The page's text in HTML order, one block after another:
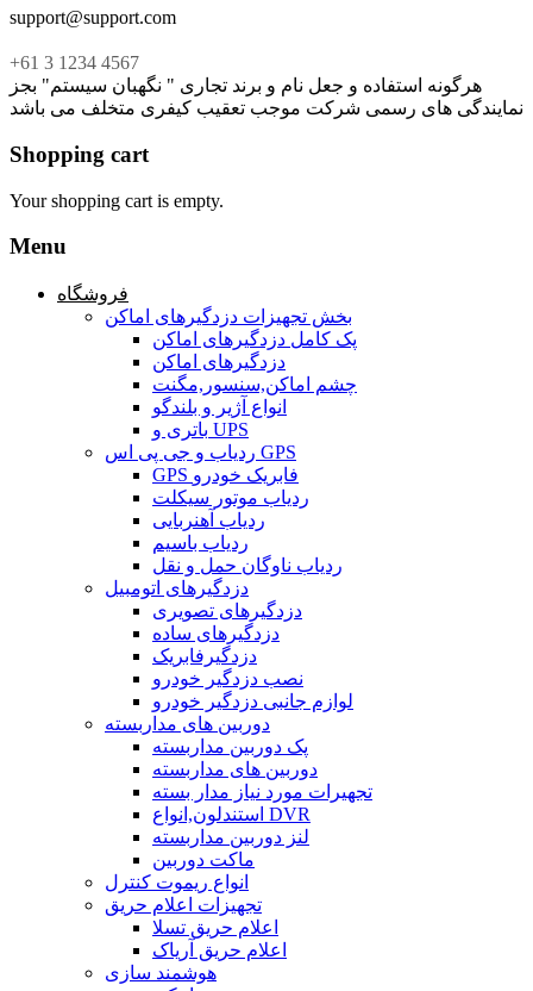
support@support.com
+61 3 1234 4567
هرگونه استفاده و جعل نام و برند تجاری " نگهبان سیستم" بجز
نمایندگی های رسمی شرکت موجب تعقیب کیفری متخلف می باشد
Shopping cart
Your shopping cart is empty.
Menu
فروشگاه
بخش تجهیزات دزدگیرهای اماکن
پک کامل دزدگیرهای اماکن
دزدگیرهای اماکن
چشم اماکن,سنسور,مگنت
انواع آژیر و بلندگو
باتری و UPS
ردیاب و جی پی اس GPS
GPS فابریک خودرو
ردیاب موتور سیکلت
ردیاب آهنربایی
ردیاب باسیم
ردیاب ناوگان حمل و نقل
دزدگیرهای اتومبیل
دزدگیرهای تصویری
دزدگیرهای ساده
دزدگیرفابریک
نصب دزدگیر خودرو
لوازم جانبی دزدگیر خودرو
دوربین های مداربسته
پک دوربین مداربسته
دوربین های مداربسته
تجهیرات مورد نیاز مدار بسته
استندلون,انواع DVR
لنز دوربین مداربسته
ماکت دوربین
انواع ریموت کنترل
تجهیزات اعلام حریق
اعلام حریق تسلا
اعلام حریق آریاک
هوشمند سازی